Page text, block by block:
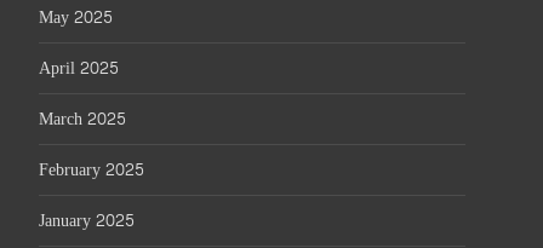
May 2025
April 2025
March 2025
February 2025
January 2025